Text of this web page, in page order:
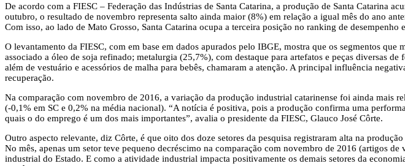
De acordo com a FIESC – Federação das Indústrias de Santa Catarina, a produção de Santa Catarina
outubro, o resultado de novembro representa salto ainda maior (8%) em relação a igual mês do ano
Com isso, ao lado de Mato Grosso, Santa Catarina ocupa a terceira posição no ranking de desempenho
O levantamento da FIESC, com em base em dados apurados pelo IBGE, mostra que os segmentos
associado a óleo de soja refinado; metalurgia (25,7%), com destaque para artefatos e peças diversas
além de vestuário e acessórios de malha para bebês, chamaram a atenção. A principal influência
recuperação.
Na comparação com novembro de 2016, a variação da produção industrial catarinense foi ainda mais
(-0,1% em SC e 0,2% na média nacional). “A notícia é positiva, pois a produção confirma uma
quais o do emprego é um dos mais importantes”, avalia o presidente da FIESC, Glauco José Côrte.
Outro aspecto relevante, diz Côrte, é que oito dos doze setores da pesquisa registraram alta na
No mês, apenas um setor teve pequeno decréscimo na comparação com novembro de 2016 (artigos
industrial do Estado. E como a atividade industrial impacta positivamente os demais setores da